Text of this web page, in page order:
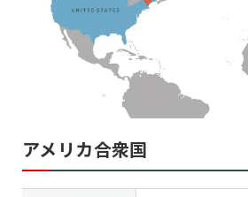
アメリカ合衆国